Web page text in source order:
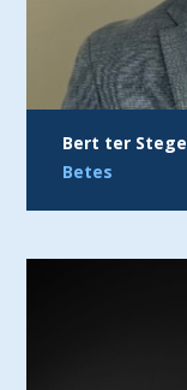
Bert ter Stege
Betes